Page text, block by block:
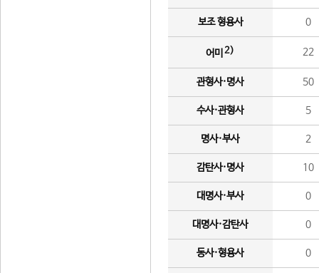
보조 형용사 0
어미 2) 22
관형사·명사 50
수사·관형사 5
명사·부사 2
감탄사·명사 10
대명사·부사 0
대명사·감탄사 0
동사·형용사 0